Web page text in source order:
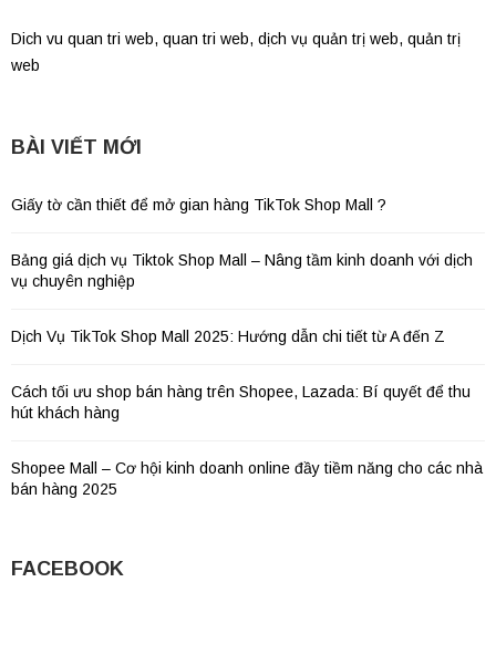
Dich vu quan tri web, quan tri web, dịch vụ quản trị web, quản trị
web
BÀI VIẾT MỚI
Giấy tờ cần thiết để mở gian hàng TikTok Shop Mall ?
Bảng giá dịch vụ Tiktok Shop Mall – Nâng tầm kinh doanh với dịch
vụ chuyên nghiệp
Dịch Vụ TikTok Shop Mall 2025: Hướng dẫn chi tiết từ A đến Z
Cách tối ưu shop bán hàng trên Shopee, Lazada: Bí quyết để thu
hút khách hàng
Shopee Mall – Cơ hội kinh doanh online đầy tiềm năng cho các nhà
bán hàng 2025
FACEBOOK